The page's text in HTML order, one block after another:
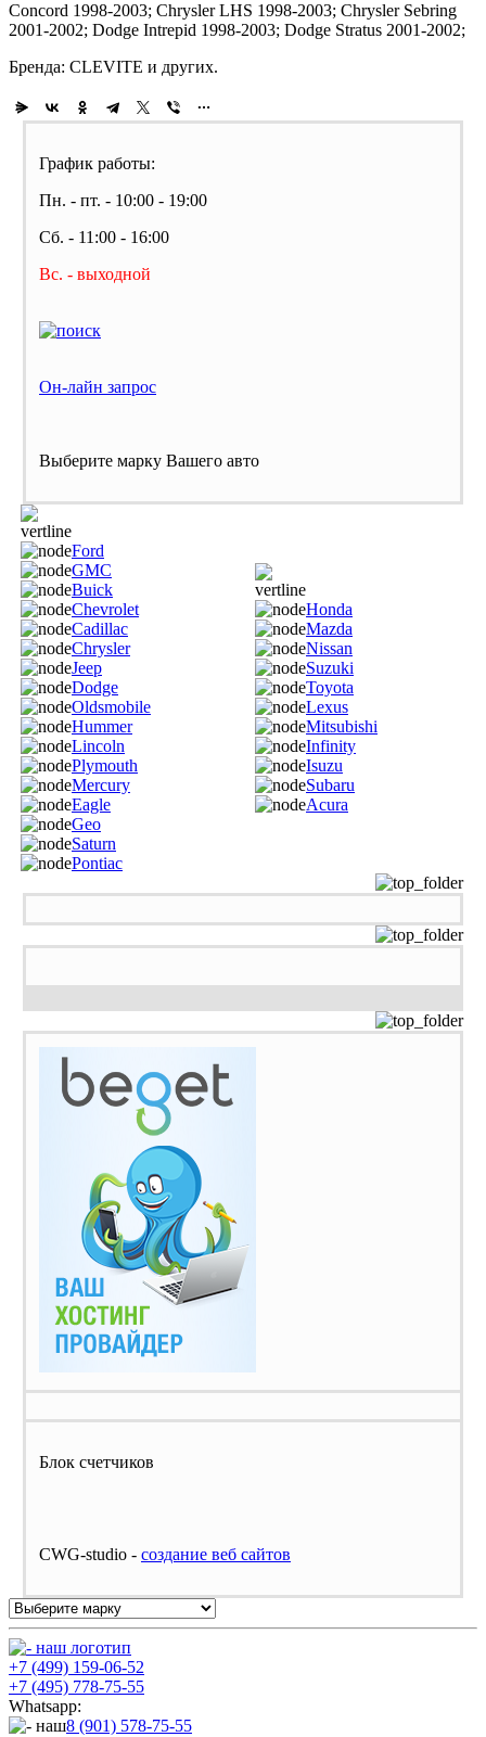
Concord 1998-2003; Chrysler LHS 1998-2003; Chrysler Sebring
2001-2002; Dodge Intrepid 1998-2003; Dodge Stratus 2001-2002;
Бренда: CLEVITE и других.
График работы:
Пн. - пт. - 10:00 - 19:00
Сб. - 11:00 - 16:00
Вс. - выходной
Он-лайн запрос
Выберите марку Вашего авто
Ford
GMC
Buick
Chevrolet
Cadillac
Chrysler
Jeep
Dodge
Oldsmobile
Hummer
Lincoln
Plymouth
Mercury
Eagle
Geo
Saturn
Pontiac
Honda
Mazda
Nissan
Suzuki
Toyota
Lexus
Mitsubishi
Infinity
Isuzu
Subaru
Acura
Блок счетчиков
CWG-studio - cоздание веб сайтов
+7 (499) 159-06-52
+7 (495) 778-75-55
Whatsapp:
8 (901) 578-75-55